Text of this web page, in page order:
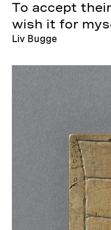
To accept
wish it for
Liv Bugge